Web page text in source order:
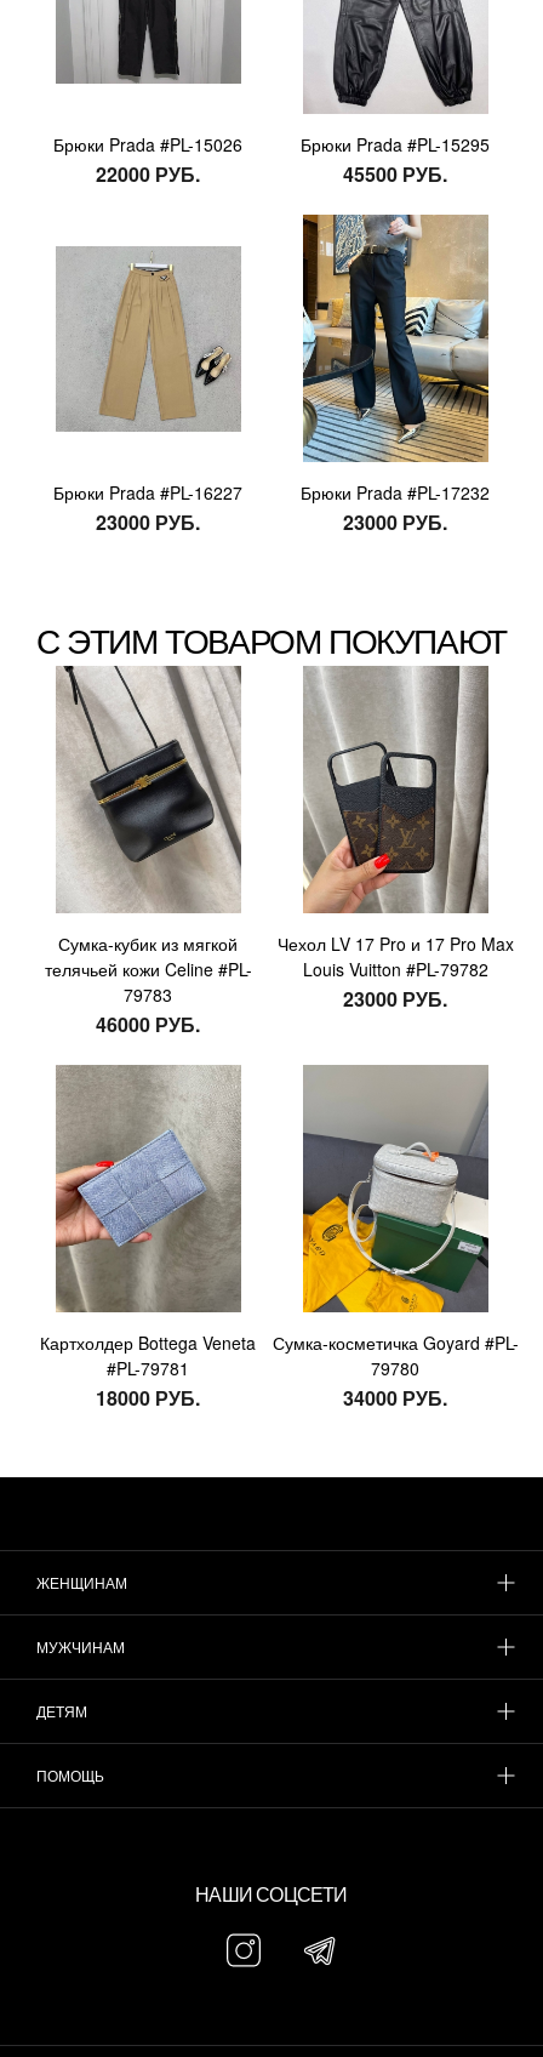
Брюки Prada #PL-15026
22000 РУБ.
Брюки Prada #PL-15295
45500 РУБ.
Брюки Prada #PL-16227
23000 РУБ.
Брюки Prada #PL-17232
23000 РУБ.
С ЭТИМ ТОВАРОМ ПОКУПАЮТ
Сумка-кубик из мягкой
телячьей кожи Celine #PL-
79783
46000 РУБ.
Чехол LV 17 Pro и 17 Pro Max
Louis Vuitton #PL-79782
23000 РУБ.
Картхолдер Bottega Veneta
#PL-79781
18000 РУБ.
Сумка-косметичка Goyard #PL-
79780
34000 РУБ.
ЖЕНЩИНАМ
МУЖЧИНАМ
ДЕТЯМ
ПОМОЩЬ
НАШИ СОЦСЕТИ